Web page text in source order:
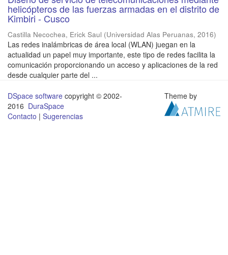
helicópteros de las fuerzas armadas en el distrito de
Kimbiri - Cusco
Castilla Necochea, Erick Saul (Universidad Alas Peruanas, 2016)
Las redes inalámbricas de área local (WLAN) juegan en la
actualidad un papel muy importante, este tipo de redes facilita la
comunicación proporcionando un acceso y aplicaciones de la red
desde cualquier parte del ...
DSpace software copyright © 2002-
2016 DuraSpace
Contacto | Sugerencias
Theme by